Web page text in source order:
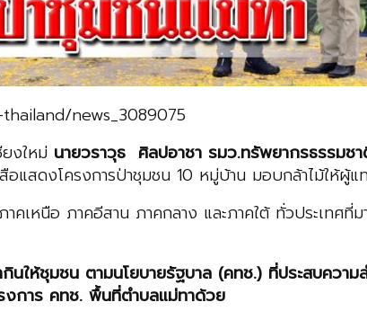
news_3089075
งใหม่ นายวราวุธ ศิลปอาชา รมว.ทรัพยากรธรรมช
แสดงโครงการป่าชุมชน 10 หมู่บ้าน มอบกล้าไม้ให้ผู้
หนือ ภาคอีสาน ภาคกลาง และภาคใต้ ทั่วประเทศที่ม
ให้ชุมชน ตามนโยบายรัฐบาล (คทช.)​ ที่ประสบควา
งการ คทช. พื้นที่ตำบลแม่ทาด้วย